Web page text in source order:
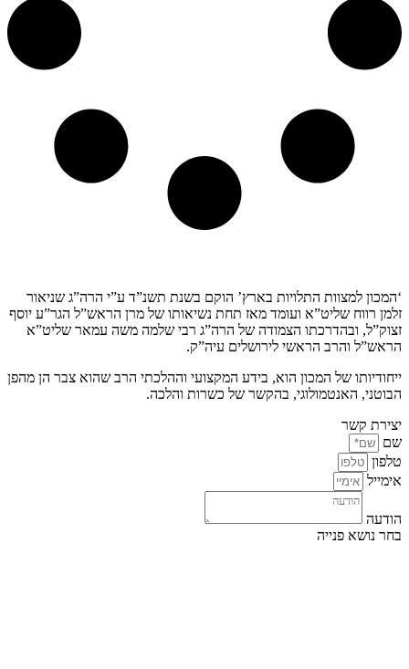
‘המכון למצוות התלויות בארץ’ הוקם בשנת תשנ”ד ע”י הרה”ג שניאור
זלמן רווח שליט”א ועומד מאז תחת נשיאותו של מרן הראש”ל הגר”ע יוסף
זצוק”ל, ובהדרכתו הצמודה של הרה”ג רבי שלמה משה עמאר שליט”א
הראש”ל והרב הראשי לירושלים עיה”ק.
ייחודיותו של המכון הוא, בידע המקצועי וההלכתי הרב שהוא צבר הן מהפן
הבוטני, האנטמולוגי, בהקשר של כשרות והלכה.
יצירת קשר
שם
טלפון
אימייל
הודעה
בחר נושא פנייה